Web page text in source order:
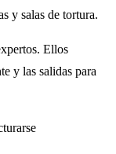
y salas de tortura.
Ellos
y las salidas para